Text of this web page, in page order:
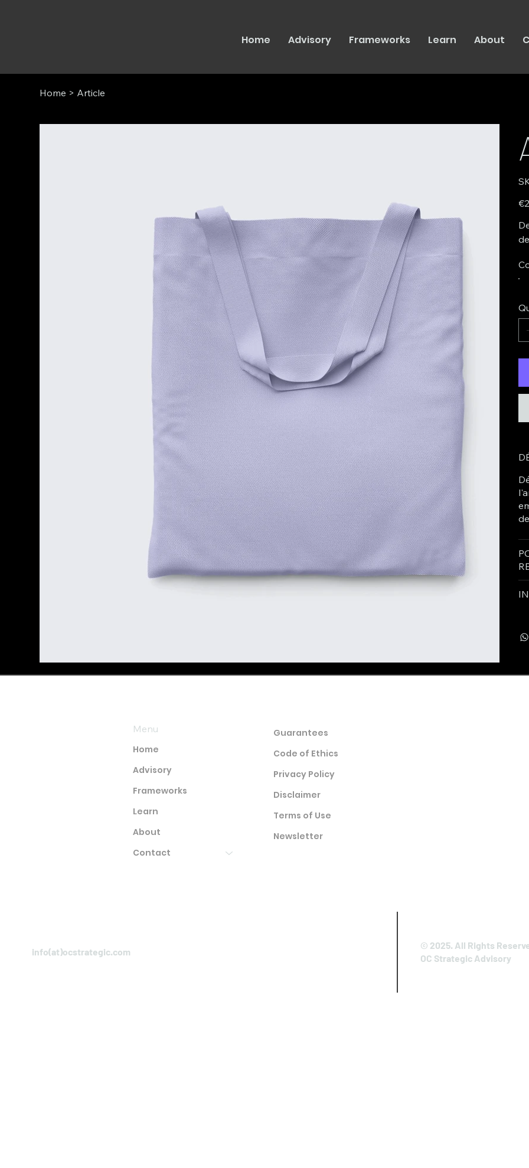
Home Advisory Frameworks Learn About
Home > Article
Home
Advisory
Frameworks
Learn
About
Contact
Menu
Guarantees
Code of Ethics
Privacy Policy
Disclaimer
Terms of Use
Newsletter
info(at)ocstrategic.com
© 2025. All Rights
OC Strategic Advisory